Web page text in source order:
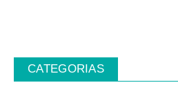
CATEGORIAS